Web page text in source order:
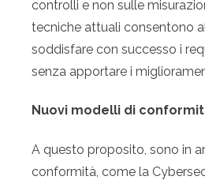
controlli e non sulle
tecniche attuali consentono
soddisfare con successo i
senza apportare i
Nuovi modelli di
A questo proposito, sono in
conformità, come la